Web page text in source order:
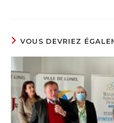
VOUS DEVRIEZ